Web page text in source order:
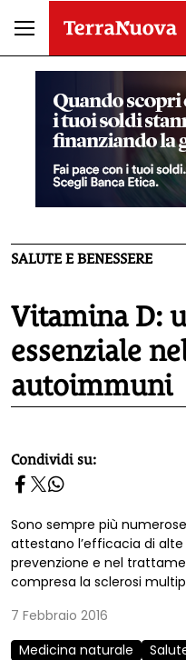
SALUTE E BENESSERE
Vitamina D:
essenziale
autoimmuni
homepage h2
Condividi su:
Sono sempre più
attestano l’efficacia di
prevenzione e nel
compresa la sclerosi
7 Febbraio 2016
Medicina naturale